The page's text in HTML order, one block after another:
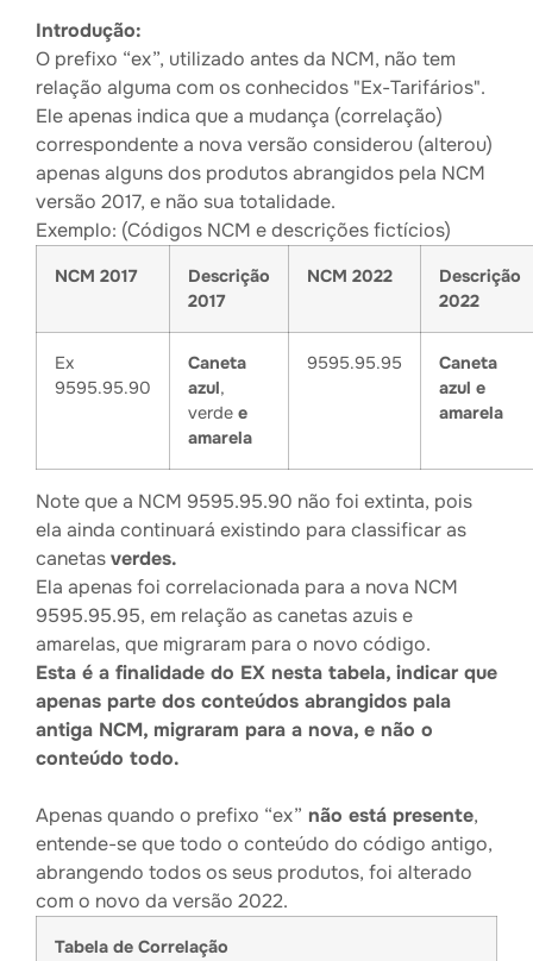
Introdução:
O prefixo “ex”, utilizado antes da NCM, não tem
relação alguma com os conhecidos "Ex-Tarifários".
Ele apenas indica que a mudança (correlação)
correspondente a nova versão considerou (alterou)
apenas alguns dos produtos abrangidos pela NCM
versão 2017, e não sua totalidade.
Exemplo: (Códigos NCM e descrições fictícios)
NCM 2017
Descrição
2017
NCM 2022
Descrição
2022
Ex
9595.95.90
Caneta
azul,
verde e
amarela
9595.95.95
Caneta
azul e
amarela
Note que a NCM 9595.95.90 não foi extinta, pois
ela ainda continuará existindo para classificar as
canetasverdes.
Ela apenas foi correlacionada para a nova NCM
9595.95.95, em relação as canetas azuis e
amarelas, que migraram para o novo código.
Esta é a finalidade do EX nesta tabela, indicar que
apenas parte dos conteúdos abrangidos pala
antiga NCM, migraram para a nova, e não o
conteúdo todo.
Apenas quando o prefixo “ex” não está presente,
entende-se que todo o conteúdo do código antigo,
abrangendo todos os seus produtos, foi alterado
com o novo da versão 2022.
Tabela de Correlação